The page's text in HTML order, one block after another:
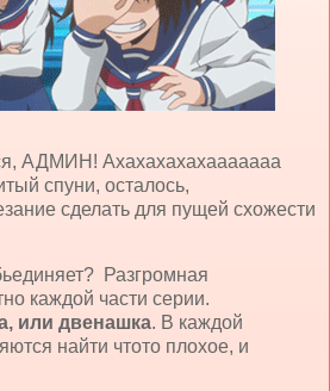
АДМИН! Ахахахахахааааааа
спуни, осталось,
сделать для пущей схожести
Разгромная
каждой части серии.
или двенашка. В каждой
найти чтото плохое, и